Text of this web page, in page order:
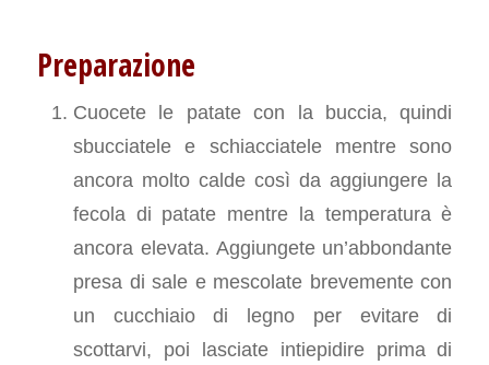
Preparazione
Cuocete le patate con la buccia, quindi
sbucciatele e schiacciatele mentre sono
ancora molto calde così da aggiungere la
fecola di patate mentre la temperatura è
ancora elevata. Aggiungete un’abbondante
presa di sale e mescolate brevemente con
un cucchiaio di legno per evitare di
scottarvi, poi lasciate intiepidire prima di